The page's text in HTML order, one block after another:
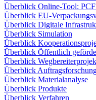
Überblick Online-Tool: PCF
Überblick EU-
Überblick Digitale
Überblick Simulation
Überblick
Überblick Öffentlich
Überblick
Überblick
Überblick Materialanalyse
Überblick Produkte
Überblick Verfahren